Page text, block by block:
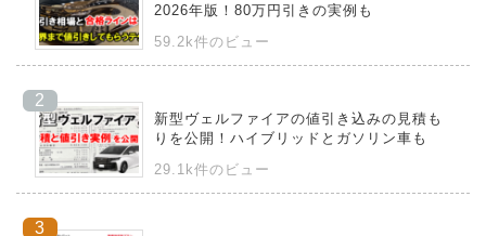
2026年版！80万円引きの実例も
59.2k件のビュー
新型ヴェルファイアの値引き込みの見積も
りを公開！ハイブリッドとガソリン車も
29.1k件のビュー